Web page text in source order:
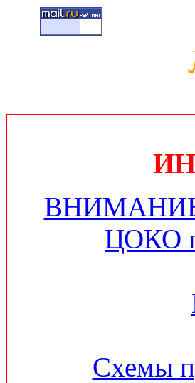
ЦОКО
Схемы